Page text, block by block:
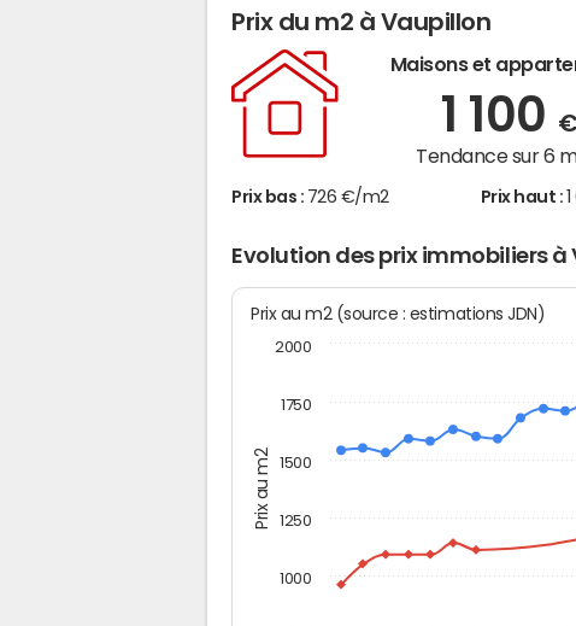
Prix du m2 à Vaupillon
Maisons et
1 100
Tendance sur 6
Prix bas : 726 €/m2 Prix haut :
Evolution des prix immobiliers à
Prix au m2
Prix au m2 (source : estimations JDN)
1000
1250
1500
1750
2000